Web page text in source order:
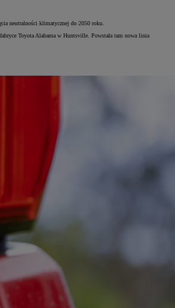
neutralności klimatycznej do 2050 roku.
Toyota Alabama w Huntsville. Powstała tam nowa linia